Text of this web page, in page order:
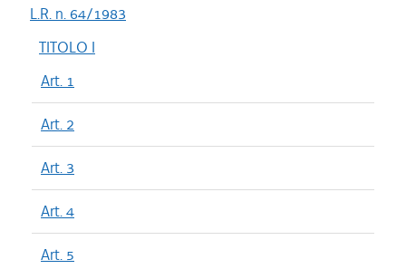
L.R. n. 64/1983
TITOLO I
Art. 1
Art. 2
Art. 3
Art. 4
Art. 5